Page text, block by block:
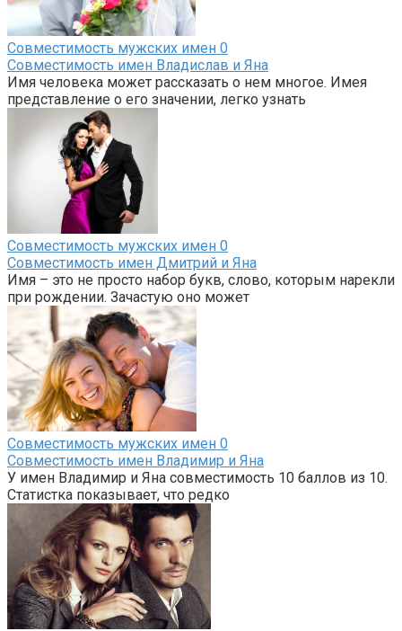
Совместимость мужских имен 0
Совместимость имен Владислав и Яна
Имя человека может рассказать о нем многое. Имея
представление о его значении, легко узнать
Совместимость мужских имен 0
Совместимость имен Дмитрий и Яна
Имя – это не просто набор букв, слово, которым нарекли
при рождении. Зачастую оно может
Совместимость мужских имен 0
Совместимость имен Владимир и Яна
У имен Владимир и Яна совместимость 10 баллов из 10.
Статистка показывает, что редко